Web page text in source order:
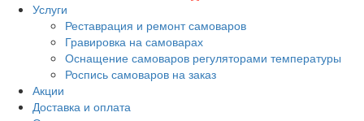
Услуги
Реставрация и ремонт самоваров
Гравировка на самоварах
Оснащение самоваров регуляторами температуры
Роспись самоваров на заказ
Акции
Доставка и оплата